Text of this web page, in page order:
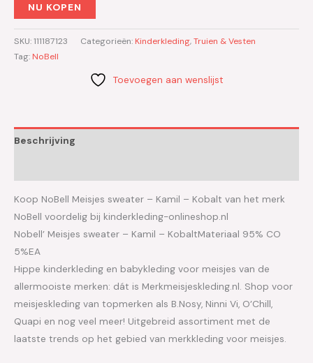
NU KOPEN
SKU:111187123 Categorieën: Kinderkleding,Truien & Vesten
Tag: NoBell
Toevoegen aan wenslijst
Beschrijving
Koop NoBell Meisjes sweater – Kamil – Kobalt van het merk
NoBell voordelig bij kinderkleding-onlineshop.nl
Nobell’ Meisjes sweater – Kamil – KobaltMateriaal 95% CO
5%EA
Hippe kinderkleding en babykleding voor meisjes van de
allermooiste merken: dát is Merkmeisjeskleding.nl. Shop voor
meisjeskleding van topmerken als B.Nosy, Ninni Vi, O’Chill,
Quapi en nog veel meer! Uitgebreid assortiment met de
laatste trends op het gebied van merkkleding voor meisjes.